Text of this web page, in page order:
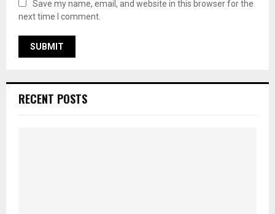
Save my name, email, and website in this browser for the
next time I comment.
RECENT POSTS